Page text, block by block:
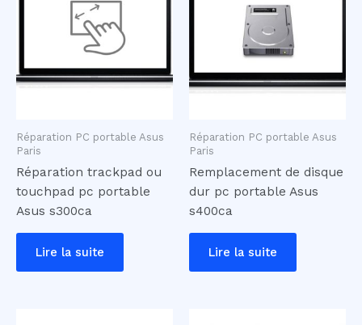
Réparation PC portable Asus
Paris
Réparation trackpad ou
touchpad pc portable
Asus s300ca
Lire la suite
Réparation PC portable Asus
Paris
Remplacement de disque
dur pc portable Asus
s400ca
Lire la suite